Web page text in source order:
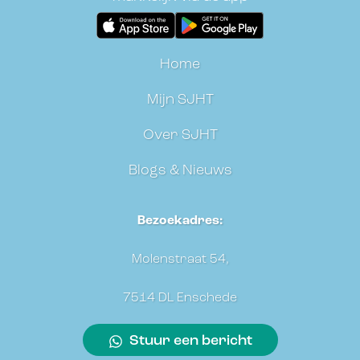
Home
Mijn SJHT
Over SJHT
Blogs & Nieuws
Bezoekadres:
Molenstraat 54,
7514 DL Enschede
Stuur een bericht